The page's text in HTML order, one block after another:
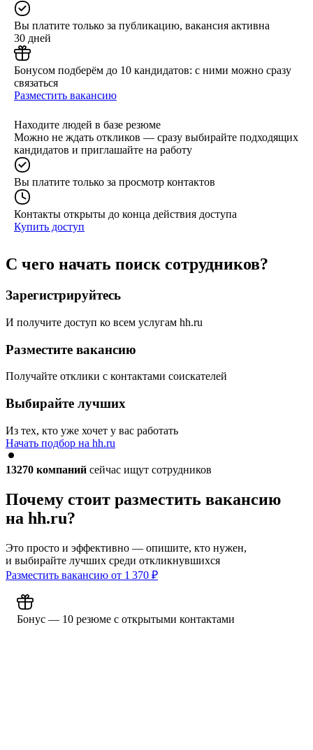
Вы платите только за публикацию, вакансия активна
30 дней
Бонусом подберём до 10 кандидатов: с ними можно сразу
связаться
Разместить вакансию
Находите людей в базе резюме
Можно не ждать откликов — сразу выбирайте подходящих
кандидатов и приглашайте на работу
Вы платите только за просмотр контактов
Контакты открыты до конца действия доступа
Купить доступ
С чего начать поиск сотрудников?
Зарегистрируйтесь
И получите доступ ко всем услугам hh.ru
Разместите вакансию
Получайте отклики с контактами соискателей
Выбирайте лучших
Из тех, кто уже хочет у вас работать
Начать подбор на hh.ru
13270 компаний сейчас ищут сотрудников
Почему стоит разместить вакансию
на hh.ru?
Это просто и эффективно — опишите, кто нужен,
и выбирайте лучших среди откликнувшихся
Разместить вакансию от 1 370 ₽
Бонус — 10 резюме с открытыми контактами